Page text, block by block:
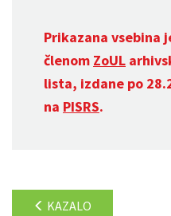
Prikazana vsebina
členom ZoUL
lista, izdane po
na PISRS.
KAZALO